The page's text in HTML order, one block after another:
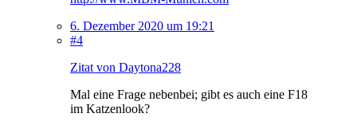
6. Dezember 2020 um 19:21
#4
Zitat von Daytona228
Mal eine Frage nebenbei; gibt es auch eine F18
im Katzenlook?